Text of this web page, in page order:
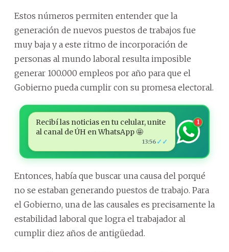
Estos números permiten entender que la
generación de nuevos puestos de trabajos fue
muy baja y a este ritmo de incorporación de
personas al mundo laboral resulta imposible
generar 100.000 empleos por año para que el
Gobierno pueda cumplir con su promesa electoral.
Recibí las noticias en tu celular, unite
al canal de ÚH en WhatsApp 🤩
13:56 ✓✓
1
Entonces, había que buscar una causa del porqué
no se estaban generando puestos de trabajo. Para
el Gobierno, una de las causales es precisamente la
estabilidad laboral que logra el trabajador al
cumplir diez años de antigüedad.